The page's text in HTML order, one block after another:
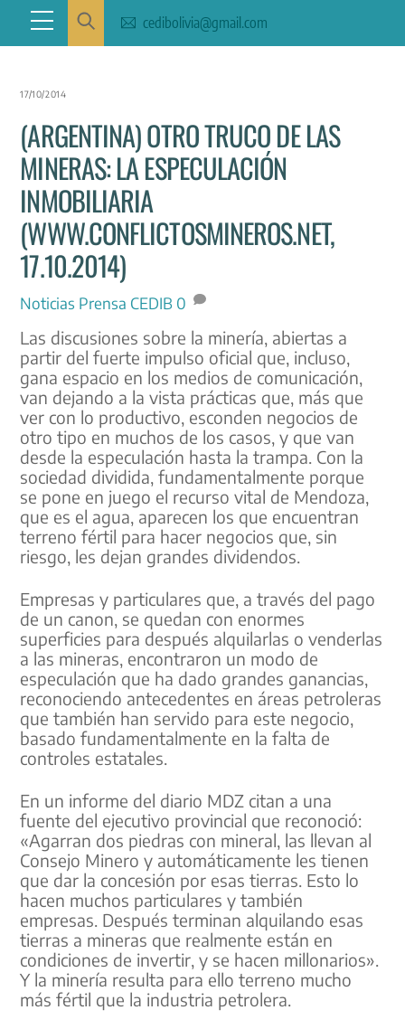
content
Menu cedibolivia@gmail.com
17/10/2014
(ARGENTINA) OTRO TRUCO DE LAS
MINERAS: LA ESPECULACIÓN
INMOBILIARIA
(WWW.CONFLICTOSMINEROS.NET,
17.10.2014)
Noticias Prensa CEDIB 0
Las discusiones sobre la minería, abiertas a
partir del fuerte impulso oficial que, incluso,
gana espacio en los medios de comunicación,
van dejando a la vista prácticas que, más que
ver con lo productivo, esconden negocios de
otro tipo en muchos de los casos, y que van
desde la especulación hasta la trampa. Con la
sociedad dividida, fundamentalmente porque
se pone en juego el recurso vital de Mendoza,
que es el agua, aparecen los que encuentran
terreno fértil para hacer negocios que, sin
riesgo, les dejan grandes dividendos.
Empresas y particulares que, a través del pago
de un canon, se quedan con enormes
superficies para después alquilarlas o venderlas
a las mineras, encontraron un modo de
especulación que ha dado grandes ganancias,
reconociendo antecedentes en áreas petroleras
que también han servido para este negocio,
basado fundamentalmente en la falta de
controles estatales.
En un informe del diario MDZ citan a una
fuente del ejecutivo provincial que reconoció:
«Agarran dos piedras con mineral, las llevan al
Consejo Minero y automáticamente les tienen
que dar la concesión por esas tierras. Esto lo
hacen muchos particulares y también
empresas. Después terminan alquilando esas
tierras a mineras que realmente están en
condiciones de invertir, y se hacen millonarios».
Y la minería resulta para ello terreno mucho
más fértil que la industria petrolera.